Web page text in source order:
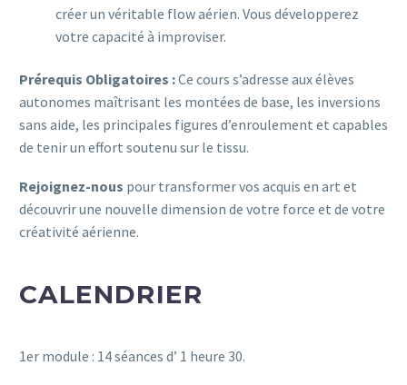
créer un véritable flowaérien. Vous développerez
votre capacité à improviser.
Prérequis Obligatoires :Ce cours s’adresse aux élèves
autonomes maîtrisant les montées de base, les inversions
sans aide, les principales figures d’enroulement et capables
de tenir un effort soutenu sur le tissu.
Rejoignez-nous pour transformer vos acquis en art et
découvrir une nouvelle dimension de votre force et de votre
créativité aérienne.
CALENDRIER
1er module : 14 séances d’ 1 heure 30.